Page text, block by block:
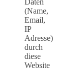
(Name,
Email,
IP
Adresse)
durch
diese
Website